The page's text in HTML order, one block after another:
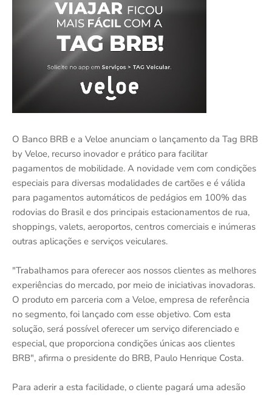
O Banco BRB e a Veloe anunciam o lançamento da Tag BRB
by Veloe, recurso inovador e prático para facilitar
pagamentos de mobilidade. A novidade vem com condições
especiais para diversas modalidades de cartões e é válida
para pagamentos automáticos de pedágios em 100% das
rodovias do Brasil e dos principais estacionamentos de rua,
shoppings, valets, aeroportos, centros comerciais e inúmeras
outras aplicações e serviços veiculares.
"Trabalhamos para oferecer aos nossos clientes as melhores
experiências do mercado, por meio de iniciativas inovadoras.
O produto em parceria com a Veloe, empresa de referência
no segmento, foi lançado com esse objetivo. Com esta
solução, será possível oferecer um serviço diferenciado e
especial, que proporciona condições únicas aos clientes
BRB", afirma o presidente do BRB, Paulo Henrique Costa.
Para aderir a esta facilidade, o cliente pagará uma adesão